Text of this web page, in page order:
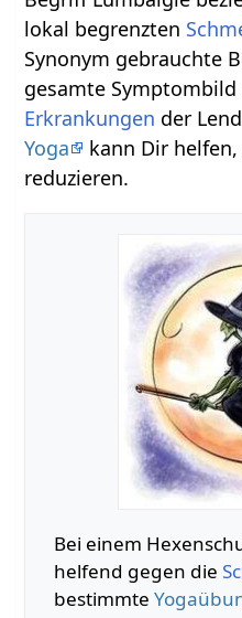
lokal begrenzten
Synonym gebrauchte
gesamte
Erkrankungen der
Yoga
kann Dir
reduzieren.
Bei einem
helfend gegen die
bestimmte